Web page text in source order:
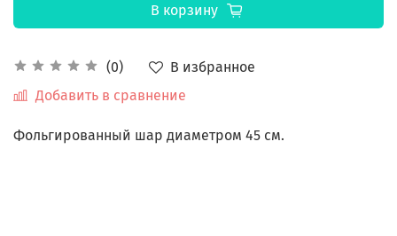
(0)
В избранное
Добавить в сравнение
В корзину
Фольгированный шар диаметром 45 см.